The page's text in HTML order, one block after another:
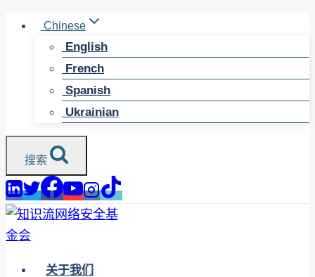
Chinese
English
French
Spanish
Ukrainian
搜索
关于我们